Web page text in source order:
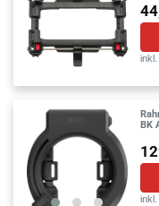
inkl.
BK
inkl.